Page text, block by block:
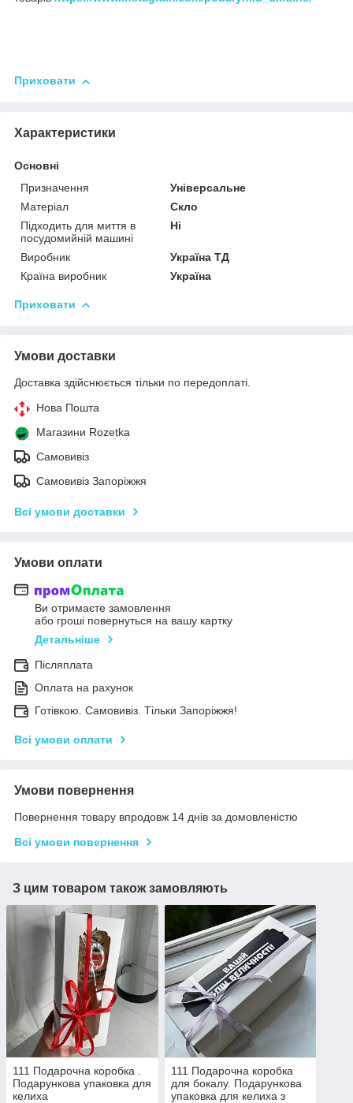
Приховати
Характеристики
Основні
Призначення
Універсальне
Матеріал
Скло
Підходить для миття в
посудомийній машині
Ні
Виробник
Україна ТД
Країна виробник
Україна
Приховати
Умови доставки
Доставка здійснюється тільки по передоплаті.
Нова Пошта
Магазини Rozetka
Самовивіз
Самовивіз Запоріжжя
Всі умови доставки
Умови оплати
Ви отримаєте замовлення
або гроші повернуться на вашу картку
Детальніше
Післяплата
Оплата на рахунок
Готівкою. Самовивіз. Тільки Запоріжжя!
Всі умови оплати
Умови повернення
Повернення товару впродовж 14 днів за домовленістю
Всі умови повернення
З цим товаром також замовляють
111 Подарочна коробка .
Подарункова упаковка для
келиха
111 Подарочна коробка
для бокалу. Подарункова
упаковка для келиха з